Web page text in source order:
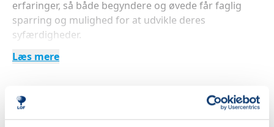
erfaringer, så både begyndere og øvede får faglig
sparring og mulighed for at udvikle deres
syfærdigheder.
Det får du ud af at deltage
Lær at sy dit eget tøj, boligtekstiler eller kreative
projekter fra start til slut.
Læs mere